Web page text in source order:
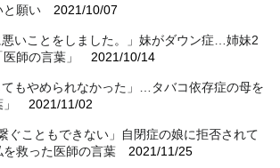
と願い 2021/10/07
悪いことをしました。」妹がダウン症…姉妹2
師の言葉」
2021/10/14
てもやめられなかった」…タバコ依存症の母を
2021/11/02
ぐこともできない」自閉症の娘に拒否されて
救った医師の言葉 2021/11/25